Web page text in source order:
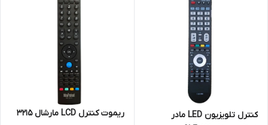
کنترل تلویزیون LED مادر
ریموت کنترل LCD مارشال 3215